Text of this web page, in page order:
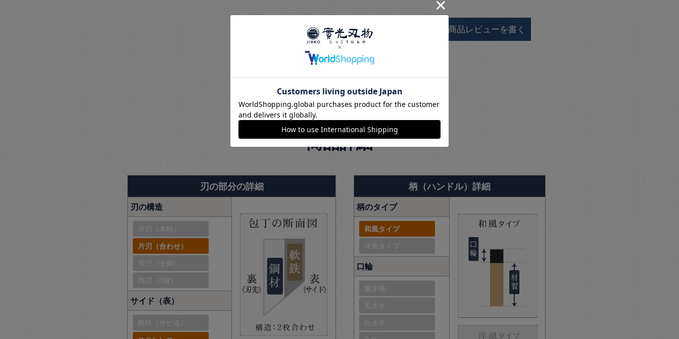
この商品レビューを書く
商品詳細
刃の部分の詳細
刃の構造
片刃（本焼）
片刃（合わせ）
両刃（全鋼）
両刃（3枚）
サイド（表）
軟鉄（サビる）
柄（ハンドル）詳細
柄のタイプ
和風タイプ
洋風タイプ
口輪
象牙風
黒水牛
白水牛